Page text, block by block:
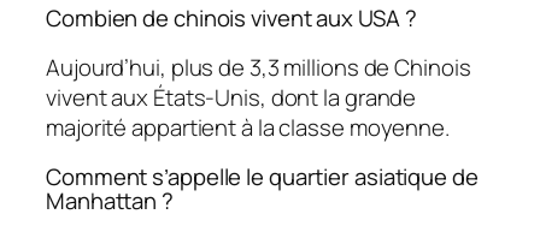
Combien de chinois vivent aux USA ?
Aujourd’hui, plus de 3,3 millions de Chinois
vivent aux États-Unis, dont la grande
majorité appartient à la classe moyenne.
Comment s’appelle le quartier asiatique de
Manhattan ?